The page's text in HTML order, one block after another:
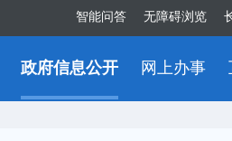
智能问答 无障碍浏览
政府信息公开 网上办事